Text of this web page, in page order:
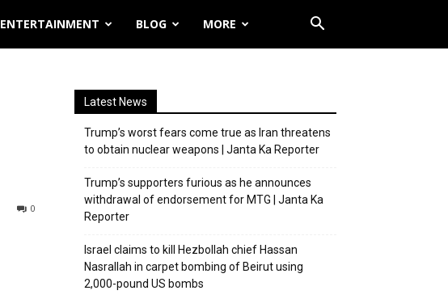
ENTERTAINMENT BLOG MORE
0
Latest News
Trump’s worst fears come true as Iran threatens
to obtain nuclear weapons | Janta Ka Reporter
Trump’s supporters furious as he announces
withdrawal of endorsement for MTG | Janta Ka
Reporter
Israel claims to kill Hezbollah chief Hassan
Nasrallah in carpet bombing of Beirut using
2,000-pound US bombs